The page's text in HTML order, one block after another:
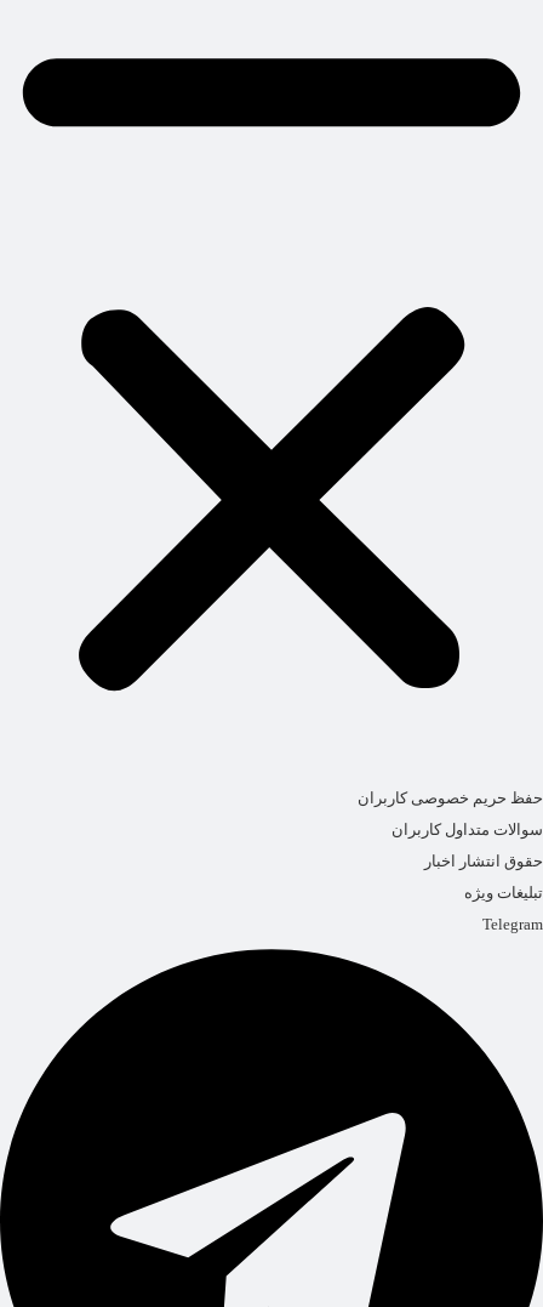
حفظ حریم خصوصی کاربران
سوالات متداول کاربران
حقوق انتشار اخبار
تبلیغات ویژه
Telegram